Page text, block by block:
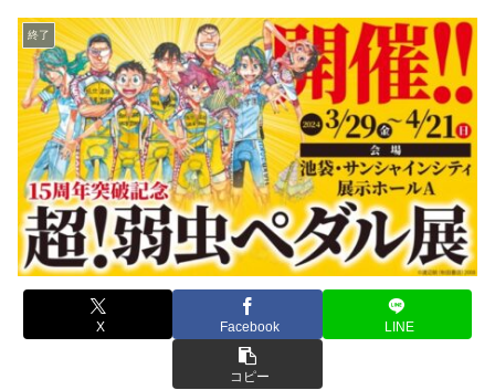
終了
X Facebook LINE
コピー